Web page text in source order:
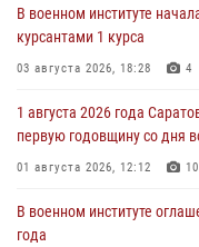
В военном институте
курсантами 1 курса
03 августа 2026, 18:28 4
1 августа 2026 года
первую годовщину со дня
01 августа 2026, 12:12 10
В военном институте
года